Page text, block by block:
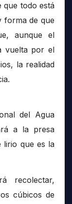
que todo está
forma de que
aunque el
vuelta por el
la realidad
del Agua
a la presa
lirio que es la
recolectar,
cúbicos de